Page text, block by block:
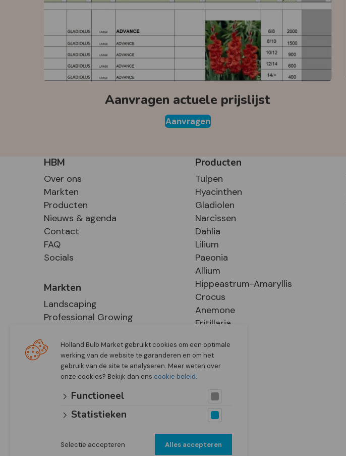
Aanvragen actuele prijslijst
Aanvragen
HBM
Over ons
Markten
Producten
Nieuws & agenda
Contact
FAQ
Socials
Markten
Landscaping
Professional Growing
Retail
Producten
Tulpen
Hyacinthen
Gladiolen
Narcissen
Dahlia
Lilium
Paeonia
Allium
Hippeastrum-Amaryllis
Crocus
Anemone
Fritillaria
Holland Bulb Market gebruikt cookies om een optimale
werking van de website te garanderen en om het
gebruik van de site te analyseren. Meer weten over
onze cookies? Bekijk dan ons cookie beleid.
Functioneel
Statistieken
Selectie accepteren Alles accepteren